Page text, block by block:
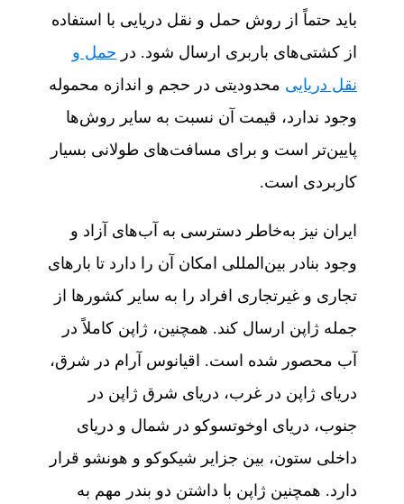
باید حتماً از روش حمل‌ و نقل دریایی با استفاده
از کشتی‌های باربری ارسال شود. در حمل‌ و
نقل دریایی محدودیتی در حجم و اندازه محموله
وجود ندارد، قیمت آن نسبت به سایر روش‌ها
پایین‌تر است و برای مسافت‌های طولانی بسیار
کاربردی است.
ایران نیز به‌خاطر دسترسی به آب‌های آزاد و
وجود بنادر بین‌المللی امکان آن را دارد تا بارهای
تجاری و غیرتجاری افراد را به سایر کشورها از
جمله ژاپن ارسال کند. همچنین، ژاپن کاملاً در
آب محصور شده است. اقیانوس آرام در شرق،
دریای ژاپن در غرب، دریای شرق ژاپن در
جنوب، دریای اوخوتسوکو در شمال و دریای
داخلی ستون، بین جزایر شیکوکو و هونشو قرار
دارد. همچنین ژاپن با داشتن دو بندر مهم به